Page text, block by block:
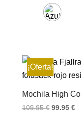
¡Oferta!
Mochila High
109.95€ El
99.95 €El